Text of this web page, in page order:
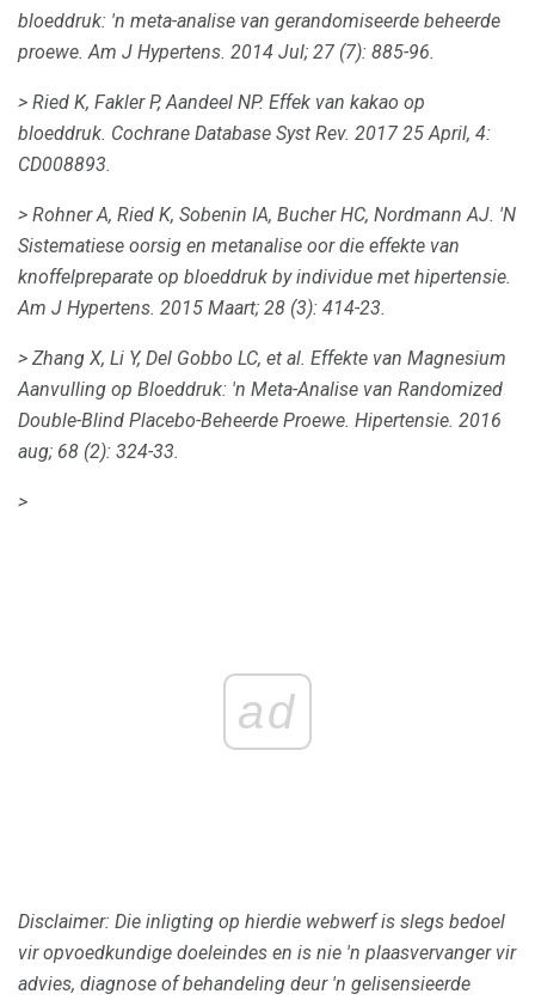
bloeddruk: 'n meta-analise van gerandomiseerde beheerde
proewe. Am J Hypertens. 2014 Jul; 27 (7): 885-96.
> Ried K, Fakler P, Aandeel NP. Effek van kakao op
bloeddruk. Cochrane Database Syst Rev. 2017 25 April, 4:
CD008893.
> Rohner A, Ried K, Sobenin IA, Bucher HC, Nordmann AJ. 'N
Sistematiese oorsig en metanalise oor die effekte van
knoffelpreparate op bloeddruk by individue met hipertensie.
Am J Hypertens. 2015 Maart; 28 (3): 414-23.
> Zhang X, Li Y, Del Gobbo LC, et al. Effekte van Magnesium
Aanvulling op Bloeddruk: 'n Meta-Analise van Randomized
Double-Blind Placebo-Beheerde Proewe. Hipertensie. 2016
aug; 68 (2): 324-33.
>
ad
Disclaimer: Die inligting op hierdie webwerf is slegs bedoel
vir opvoedkundige doeleindes en is nie 'n plaasvervanger vir
advies, diagnose of behandeling deur 'n gelisensieerde